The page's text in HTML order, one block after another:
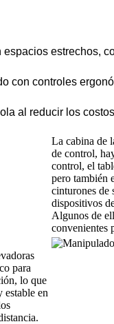
estrechos,
con controles
al reducir los
La cabina de
de control,
control, el
pero también
cinturones de
dispositivos
Algunos de
convenientes
para
lo que
estable en